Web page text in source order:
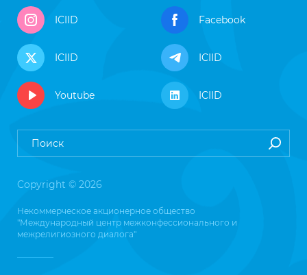
ICIID Facebook
ICIID ICIID
Youtube ICIID
Copyright © 2026
Некоммерческое акционерное общество
"Международный центр межконфессионального и
межрелигиозного диалога"